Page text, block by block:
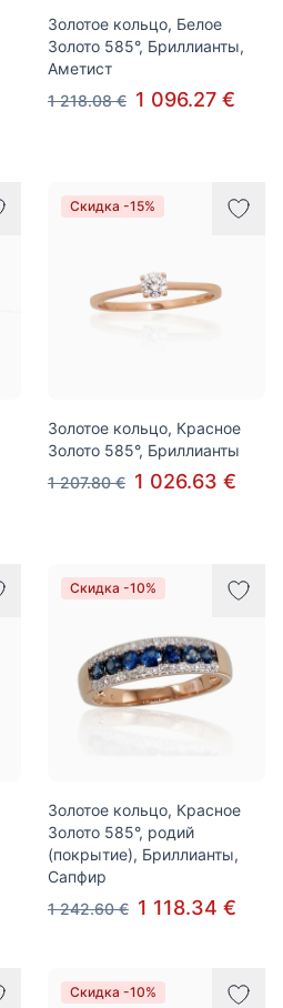
Золотое кольцо, Белое
Золото 585°, Бриллианты,
Аметист
1 218.08 € 1 096.27 €
Скидка -15%
Золотое кольцо, Красное
Золото 585°, Бриллианты
1 207.80 € 1 026.63 €
Скидка -10%
Золотое кольцо, Красное
Золото 585°, родий
(покрытие), Бриллианты,
Сапфир
1 242.60 € 1 118.34 €
Скидка -10%